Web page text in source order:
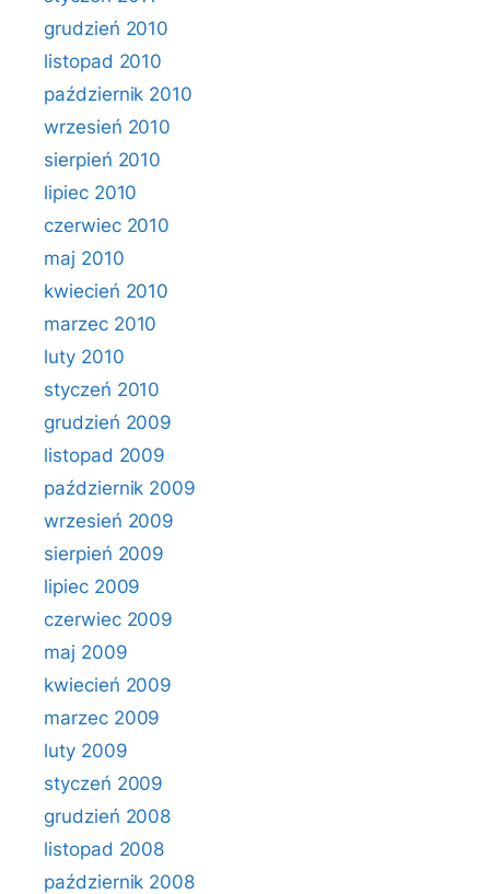
grudzień 2010
listopad 2010
październik 2010
wrzesień 2010
sierpień 2010
lipiec 2010
czerwiec 2010
maj 2010
kwiecień 2010
marzec 2010
luty 2010
styczeń 2010
grudzień 2009
listopad 2009
październik 2009
wrzesień 2009
sierpień 2009
lipiec 2009
czerwiec 2009
maj 2009
kwiecień 2009
marzec 2009
luty 2009
styczeń 2009
grudzień 2008
listopad 2008
październik 2008